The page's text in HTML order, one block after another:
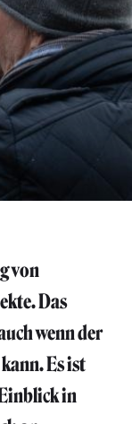
von
Das
wenn der
Es ist
in